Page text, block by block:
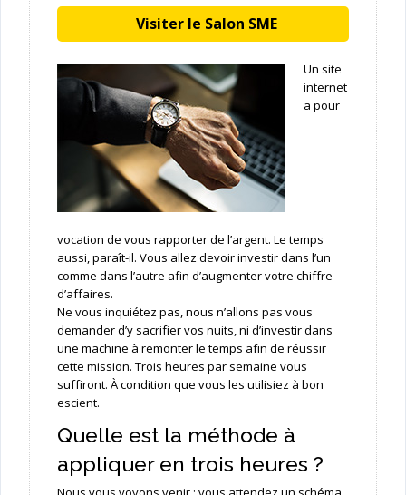
Visiter le Salon SME
Un site
internet
a pour
vocation de vous rapporter de l’argent. Le temps
aussi, paraît-il. Vous allez devoir investir dans l’un
comme dans l’autre afin d’augmenter votre chiffre
d’affaires.
Ne vous inquiétez pas, nous n’allons pas vous
demander d’y sacrifier vos nuits, ni d’investir dans
une machine à remonter le temps afin de réussir
cette mission. Trois heures par semaine vous
suffiront. À condition que vous les utilisiez à bon
escient.
Quelle est la méthode à
appliquer en trois heures ?